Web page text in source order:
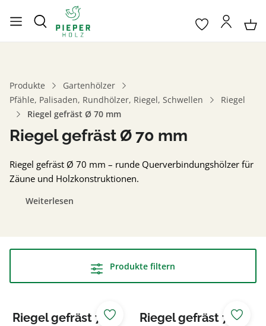
Produkte
Gartenhölzer
Pfähle, Palisaden, Rundhölzer, Riegel, Schwellen
Riegel
Riegel gefräst Ø 70 mm
Riegel gefräst Ø 70 mm
Riegel gefräst Ø 70 mm – runde Querverbindungshölzer für
Zäune und Holzkonstruktionen.
Weiterlesen
Produkte filtern
Riegel gefräst 70
Riegel gefräst 70